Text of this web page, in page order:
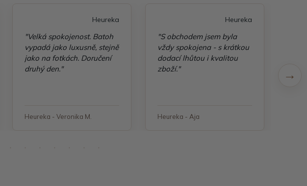
Heureka
"Velká spokojenost. Batoh
vypadá jako luxusně, stejně
jako na fotkách. Doručení
druhý den."
Heureka - Veronika M.
Heureka
"S obchodem jsem byla
vždy spokojena - s krátkou
dodací lhůtou i kvalitou
zboží."
Heureka - Aja